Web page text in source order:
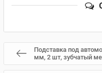
Подставка под
мм, 2 шт, зубчатый